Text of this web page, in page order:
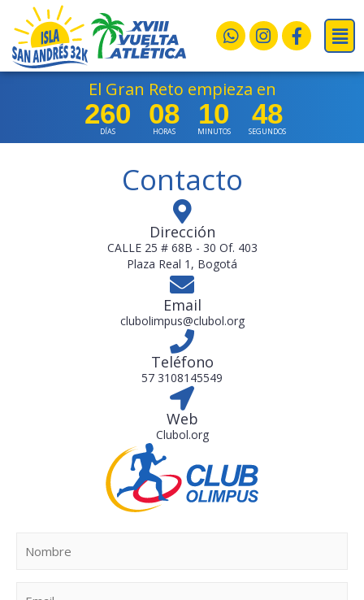
contenido
Whatsapp
Instagram
f
El Gran Reto empieza en
260
DÍAS
08
HORAS
10
MINUTOS
48
SEGUNDOS
Contacto
Dirección
CALLE 25 # 68B - 30 Of. 403
Plaza Real 1, Bogotá
Email
clubolimpus@clubol.org
Teléfono
57 3108145549
Web
Clubol.org